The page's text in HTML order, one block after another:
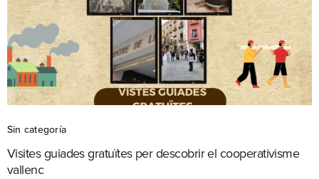
Sin categoría
Visites guiades gratuïtes per descobrir el cooperativisme
vallenc